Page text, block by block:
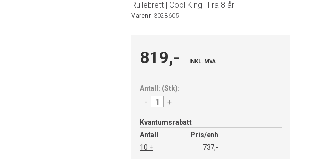
Rullebrett | Cool King | Fra 8 år
Varenr: 3028605
819,- INKL. MVA
Antall: (Stk):
- +
Kvantumsrabatt
Antall
Pris/enh
10 +
737,-